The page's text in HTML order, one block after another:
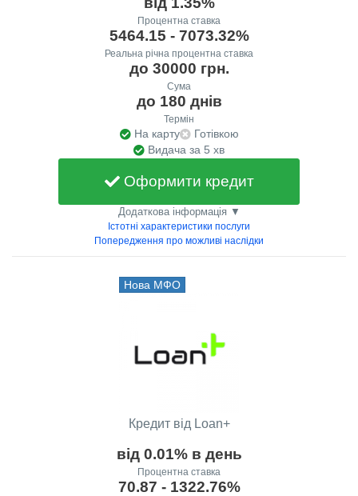
Процентна ставка
5464.15 - 7073.32%
Реальна річна процентна ставка
до 30000 грн.
Сума
до 180 днів
Термін
На карту
Готівкою
Видача за 5 хв
Оформити кредит
Додаткова інформація ▼
Істотні характеристики послуги
Попередження про можливі наслідки
Нова МФО
Кредит від Loan+
від 0.01% в день
Процентна ставка
70.87 - 1322.76%